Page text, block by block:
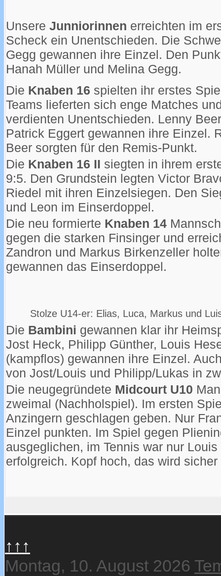
Unsere Junniorinnen erreichten im
Scheck ein Unentschieden. Die
Gegg gewannen ihre Einzel. Den
Hanah Müller und Melina Gegg.
Die Knaben 16 spielten ihr erstes
Teams lieferten sich enge Matches
verdienten Unentschieden. Lenny
Patrick Eggert gewannen ihre Einzel.
Beer sorgten für den Remis-Punkt.
Die Knaben 16 II siegten in ihrem
9:5. Den Grundstein legten Victor
Riedel mit ihren Einzelsiegen. Den
und Leon im Einserdoppel.
Die neu formierte Knaben 14
gegen die starken Finsinger und
Zandron und Markus Birkenzeller
gewannen das Einserdoppel.
Stolze U14-er: Elias, Luca, Markus und
Die Bambini gewannen klar ihr
Jost Heck, Philipp Günther, Louis
(kampflos) gewannen ihre Einzel.
von Jost/Louis und Philipp/Lukas in
Die neugegründete Midcourt U10
zweimal (Nachholspiel). Im ersten
Anzingern geschlagen geben. Nur
Einzel punkten. Im Spiel gegen
ausgeglichen, im Tennis war nur
erfolgreich. Kopf hoch, das wird
↑↑↑
Montag, 10. August 2026